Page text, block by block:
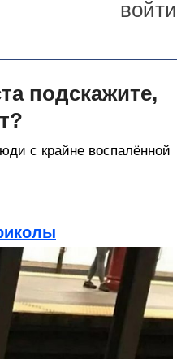
войти
подскажите,
с крайне воспалённой